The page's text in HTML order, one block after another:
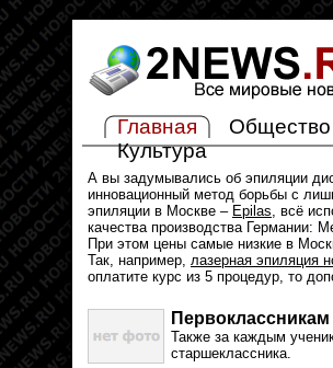
Главная Общество
Культура
А вы задумывались об эпиляции
инновационный метод борьбы с
эпиляции в Москве – Epilas, всё
качества производства Германии:
При этом цены самые низкие в
Так, например, лазерная эпиляция
оплатите курс из 5 процедур, то
Также за каждым
старшеклассника.